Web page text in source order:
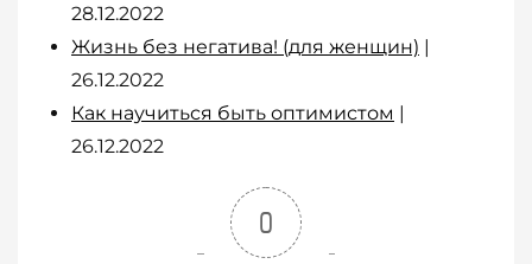
28.12.2022
Жизнь без негатива! (для женщин) |
26.12.2022
Как научиться быть оптимистом |
26.12.2022
0